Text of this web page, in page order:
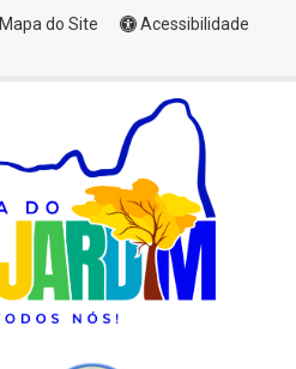
Mapa do Site
Acessibilidade